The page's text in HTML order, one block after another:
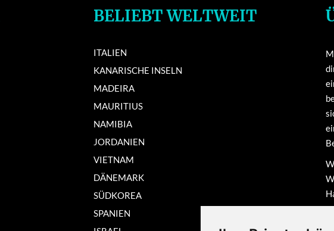
BELIEBT WELTWEIT
ITALIEN
KANARISCHE INSELN
MADEIRA
MAURITIUS
NAMIBIA
JORDANIEN
VIETNAM
DÄNEMARK
SÜDKOREA
SPANIEN